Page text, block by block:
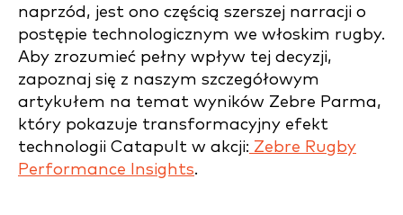
naprzód, jest ono częścią szerszej narracji o
postępie technologicznym we włoskim rugby.
Aby zrozumieć pełny wpływ tej decyzji,
zapoznaj się z naszym szczegółowym
artykułem na temat wyników Zebre Parma,
który pokazuje transformacyjny efekt
technologii Catapult w akcji: Zebre Rugby
Performance Insights.